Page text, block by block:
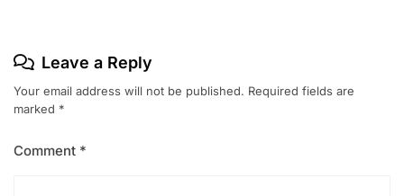
Leave a Reply
Your email address will not be published. Required fields are
marked *
Comment *